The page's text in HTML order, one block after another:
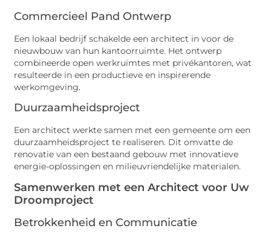
Commercieel Pand Ontwerp
Een lokaal bedrijf schakelde een architect in voor de
nieuwbouw van hun kantoorruimte. Het ontwerp
combineerde open werkruimtes met privékantoren, wat
resulteerde in een productieve en inspirerende
werkomgeving.
Duurzaamheidsproject
Een architect werkte samen met een gemeente om een
duurzaamheidsproject te realiseren. Dit omvatte de
renovatie van een bestaand gebouw met innovatieve
energie-oplossingen en milieuvriendelijke materialen.
Samenwerken met een Architect voor Uw
Droomproject
Betrokkenheid en Communicatie